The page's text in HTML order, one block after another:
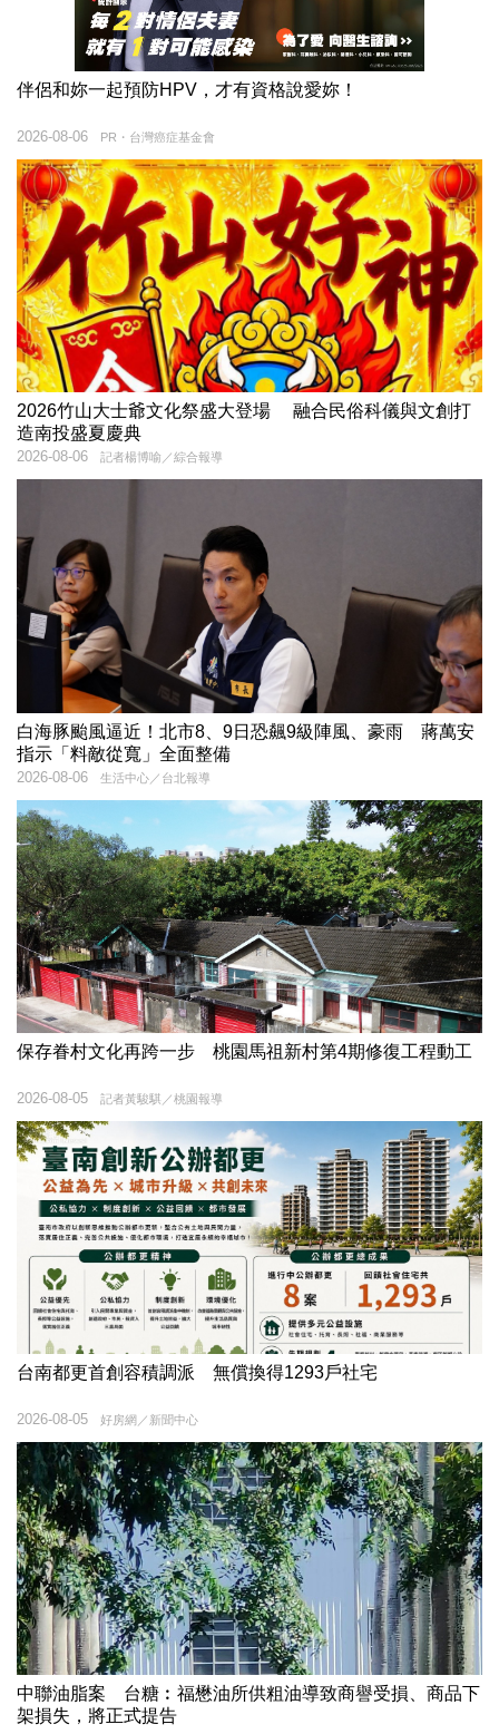
伴侶和妳一起預防HPV，才有資格說愛妳！
PR・台灣癌症基金會
2026-08-06
2026竹山大士爺文化祭盛大登場 融合民俗科儀與文創打
造南投盛夏慶典
記者楊博喻／綜合報導
2026-08-06
白海豚颱風逼近！北市8、9日恐飆9級陣風、豪雨 蔣萬安
指示「料敵從寬」全面整備
生活中心／台北報導
2026-08-06
保存眷村文化再跨一步 桃園馬祖新村第4期修復工程動工
記者黃駿騏／桃園報導
2026-08-05
台南都更首創容積調派 無償換得1293戶社宅
好房網／新聞中心
2026-08-05
中聯油脂案 台糖︰福懋油所供粗油導致商譽受損、商品下
架損失，將正式提告